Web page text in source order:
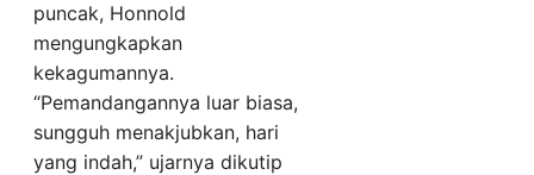
puncak, Honnold
mengungkapkan
kekagumannya.
“Pemandangannya luar biasa,
sungguh menakjubkan, hari
yang indah,” ujarnya dikutip